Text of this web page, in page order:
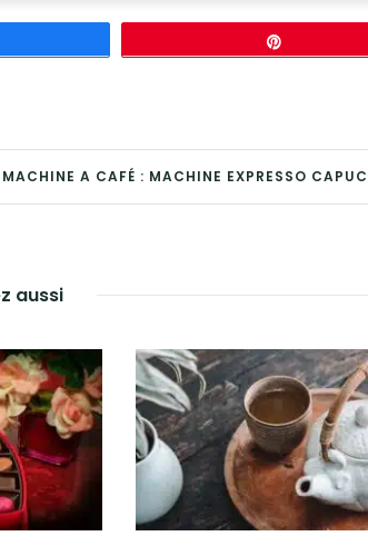
A CAFÉ : MACHINE EXPRESSO
aussi